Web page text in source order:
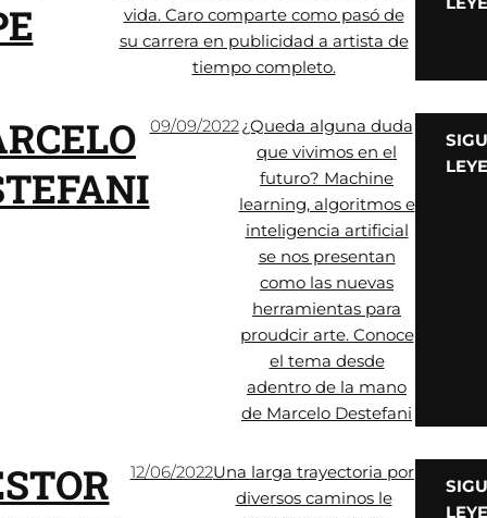
vida. Caro comparte como pasó de
su carrera en publicidad a artista de
tiempo completo.
09/09/2022¿Queda alguna duda
que vivimos en el
futuro? Machine
learning, algoritmos e
inteligencia artificial
se nos presentan
como las nuevas
herramientas para
proudcir arte. Conoce
el tema desde
adentro de la mano
de Marcelo Destefani
12/06/2022Una larga trayectoria por
diversos caminos le